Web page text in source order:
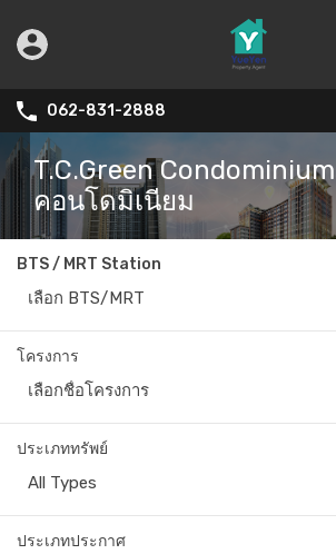
062-831-2888
T.C.Green
คอนโดมิเนียม
BTS / MRT Station
เลือก BTS/MRT
โครงการ
เลือกชื่อโครงการ
ประเภททรัพย์
All Types
ประเภทประกาศ